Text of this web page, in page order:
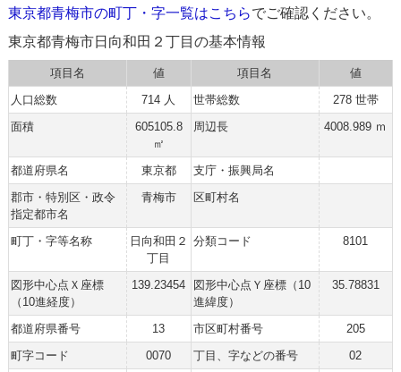
東京都青梅市の町丁・字一覧はこちらでご確認ください。
東京都青梅市日向和田２丁目の基本情報
項目名 値 項目名
値
人口総数
714 人 世帯総数
278 世帯
面積
605105.8
㎡
周辺長 4008.989 ｍ
都道府県名 東京都
支庁・振興局名
郡市・特別区・政令
指定都市名
青梅市 区町村名
町丁・字等名称
日向和田２
丁目
分類コード 8101
図形中心点Ｘ座標
（10進経度）
139.23454
図形中心点Ｙ座標（10
進緯度）
35.78831
都道府県番号 13 市区町村番号
205
町字コード
0070 丁目、字などの番号 02